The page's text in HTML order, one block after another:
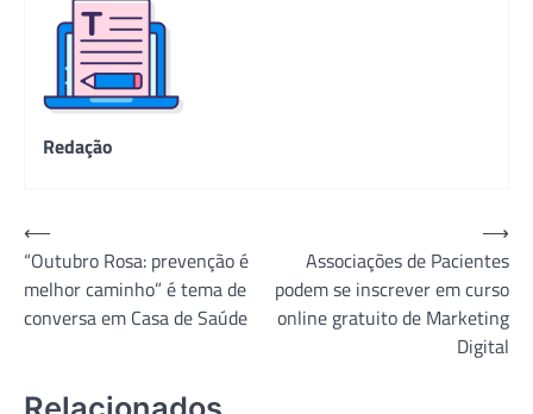
Redação
Navegação
de
Post
⟵
“Outubro Rosa: prevenção é
melhor caminho” é tema de
conversa em Casa de Saúde
Associações de Pacientes
podem se inscrever em curso
online gratuito de Marketing
Digital
⟶